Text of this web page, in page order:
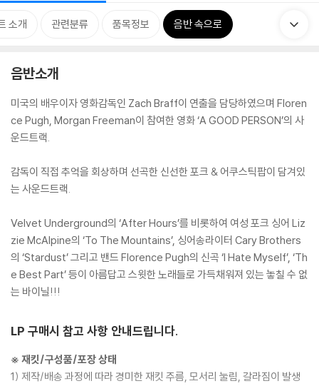
소개 관련분류 품목정보 음반 속으로
음반소개
미국의 배우이자 영화감독인 Zach Braff이 연출을 담당하였으며 Floren
ce Pugh, Morgan Freeman이 참여한 영화 ‘A GOOD PERSON’의 사
운드트랙.
감독이 직접 추억을 회상하며 선곡한 신선한 포크 & 어쿠스틱팝이 담겨있
는 사운드트랙.
Velvet Underground의 ‘After Hours’를 비롯하여 여성 포크 싱어 Liz
zie McAlpine의 ‘To The Mountains’, 싱어송라이터 Cary Brothers
의 ‘Stardust’ 그리고 밴드 Florence Pugh의 신곡 ‘I Hate Myself’, ‘Th
e Best Part’ 등이 아름답고 스윗한 노래들로 가득채워져 있는 놓칠 수 없
는 바이닐!!!
LP 구매시 참고 사항 안내드립니다.
※ 재킷/구성품/포장 상태
1) 제작/배송 과정에 따라 경미한 재킷 주름, 모서리 눌림, 갈라짐이 발생